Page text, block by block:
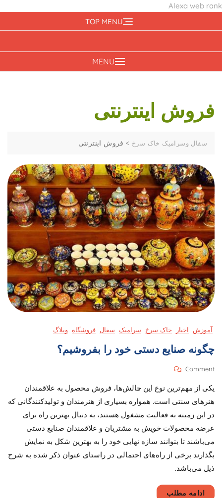
Alexa web rank
to
TOP MENU
MENU
فروش اینترنتی
سفال وسرامیک خاک سرخ > فروش اینترنتی
آموزش اخبار خاک سرخ سرامیک سفال فروشگاه وبلاگ
چگونه صنایع دستی خود را بفروشیم؟
Comment
On
صنایع
دستی
را
بفروشیم؟
یکی از مهم‌ترین نوع این چالش‌‌ها، فروش محصول به علاقمندان
هنرهای سنتی است. همواره بسیاری از هنرمندان و تولیدکنندگانی که
در این زمینه به فعالیت مشغول هستند، به دنبال بهترین راه برای
عرضه محصولات خویش به مشتریان و علاقمندان صنایع دستی
می‌باشند تا بتوانند سازه نهایی خود را به بهترین شکل به نمایش
بگذارند برخی از راه‌های احتمالی در راستای عنوان ذکر شده به شرح
ذیل می‌باشد.
ادامه مطلب